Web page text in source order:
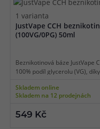
1 varianta
JustVape CCH
(100VG/0PG) 50ml
Beznikotinová báze JustVape
100% podíl glycerolu (VG),
používané pro extrémní tvorbu
získání té nejlepší chuti. Bázi
či salt boostery.
Skladem online
Skladem na 12 prodejnách
549 Kč